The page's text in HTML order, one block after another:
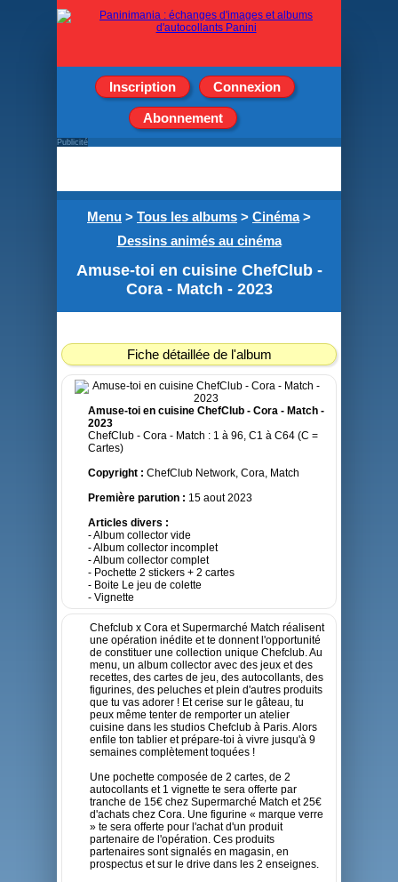
Inscription Connexion
Abonnement
Menu > Tous les albums > Cinéma>
Dessins animés au cinéma
Amuse-toi en cuisine ChefClub -
Cora - Match - 2023
Fiche détaillée de l'album
Amuse-toi en cuisine ChefClub - Cora - Match -
2023
ChefClub - Cora - Match : 1 à 96, C1 à C64 (C =
Cartes)
Copyright : ChefClub Network, Cora, Match
Première parution : 15 aout 2023
Articles divers :
- Album collector vide
- Album collector incomplet
- Album collector complet
- Pochette 2 stickers + 2 cartes
- Boite Le jeu de colette
- Vignette
Chefclub x Cora et Supermarché Match réalisent
une opération inédite et te donnent l'opportunité
de constituer une collection unique Chefclub. Au
menu, un album collector avec des jeux et des
recettes, des cartes de jeu, des autocollants, des
figurines, des peluches et plein d'autres produits
que tu vas adorer ! Et cerise sur le gâteau, tu
peux même tenter de remporter un atelier
cuisine dans les studios Chefclub à Paris. Alors
enfile ton tablier et prépare-toi à vivre jusqu'à 9
semaines complètement toquées !
Une pochette composée de 2 cartes, de 2
autocollants et 1 vignette te sera offerte par
tranche de 15€ chez Supermarché Match et 25€
d'achats chez Cora. Une figurine « marque verre
» te sera offerte pour l'achat d'un produit
partenaire de l'opération. Ces produits
partenaires sont signalés en magasin, en
prospectus et sur le drive dans les 2 enseignes.
Publicité